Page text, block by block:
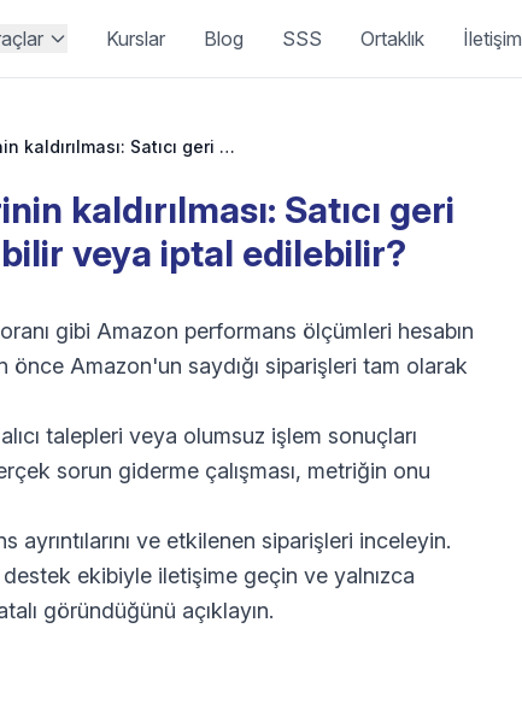
Kurslar Blog SSS Ortaklık İletişim
Amazon olumsuz geri bildirimlerinin kaldırılması: Satıcı geri bildirimleri ne zaman kaldırılabilir veya iptal edilebilir?
kaldırılması: Satıcı geri
veya iptal edilebilir?
gibi Amazon performans ölçümleri hesabın
önce Amazon'un saydığı siparişleri tam olarak
talepleri veya olumsuz işlem sonuçları
sorun giderme çalışması, metriğin onu
ayrıntılarını ve etkilenen siparişleri inceleyin.
ekibiyle iletişime geçin ve yalnızca
göründüğünü açıklayın.